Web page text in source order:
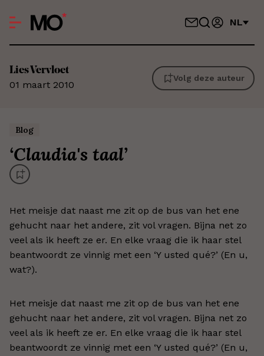
NL
LiesVervloet
01 maart 2010
Volg deze auteur
Blog
‘Claudia's taal’
Het meisje dat naast me zit op de bus van het ene
gehucht naar het andere, zit vol vragen. Bijna net zo
veel als ik heeft ze er. En elke vraag die ik haar stel
beantwoordt ze vinnig met een ‘Y usted qué?’ (En u,
wat?).
Het meisje dat naast me zit op de bus van het ene
gehucht naar het andere, zit vol vragen. Bijna net zo
veel als ik heeft ze er. En elke vraag die ik haar stel
beantwoordt ze vinnig met een ‘Y usted qué?’ (En u,